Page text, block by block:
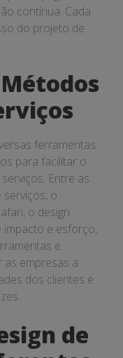
contínua. Cada
do projeto de
ferramentas
para facilitar o
Entre as
o
o design
impacto e esforço,
e
as empresas a
dos clientes e
de